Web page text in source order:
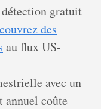
gratuit
des
au flux US-
avec un
annuel coûte